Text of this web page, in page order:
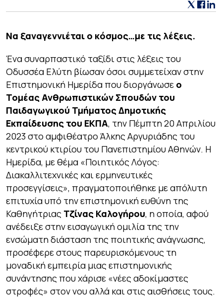
Να ξαναγεννιέται ο κόσμος…με τις λέξεις.
Ένα συναρπαστικό ταξίδι στις λέξεις του
Οδυσσέα Ελύτη βίωσαν όσοι συμμετείχαν στην
Επιστημονική Ημερίδα που διοργάνωσε ο
Τομέας Ανθρωπιστικών Σπουδών του
Παιδαγωγικού Τμήματος Δημοτικής
Εκπαίδευσης του ΕΚΠΑ, την Πέμπτη 20 Απριλίου
2023 στο αμφιθέατρο Άλκης Αργυριάδης του
κεντρικού κτιρίου του Πανεπιστημίου Αθηνών. Η
Ημερίδα, με θέμα «Ποιητικός Λόγος:
Διακαλλιτεχνικές και ερμηνευτικές
προσεγγίσεις», πραγματοποιήθηκε με απόλυτη
επιτυχία υπό την επιστημονική ευθύνη της
Καθηγήτριας Τζίνας Καλογήρου, η οποία, αφού
ανέδειξε στην εισαγωγική ομιλία της την
ενσώματη διάσταση της ποιητικής ανάγνωσης,
προσέφερε στους παρευρισκόμενους τη
μοναδική εμπειρία μιας επιστημονικής
συνάντησης που χάρισε «νέες αδοκίμαστες
στροφές» στον νου αλλά και στις αισθήσεις τους.